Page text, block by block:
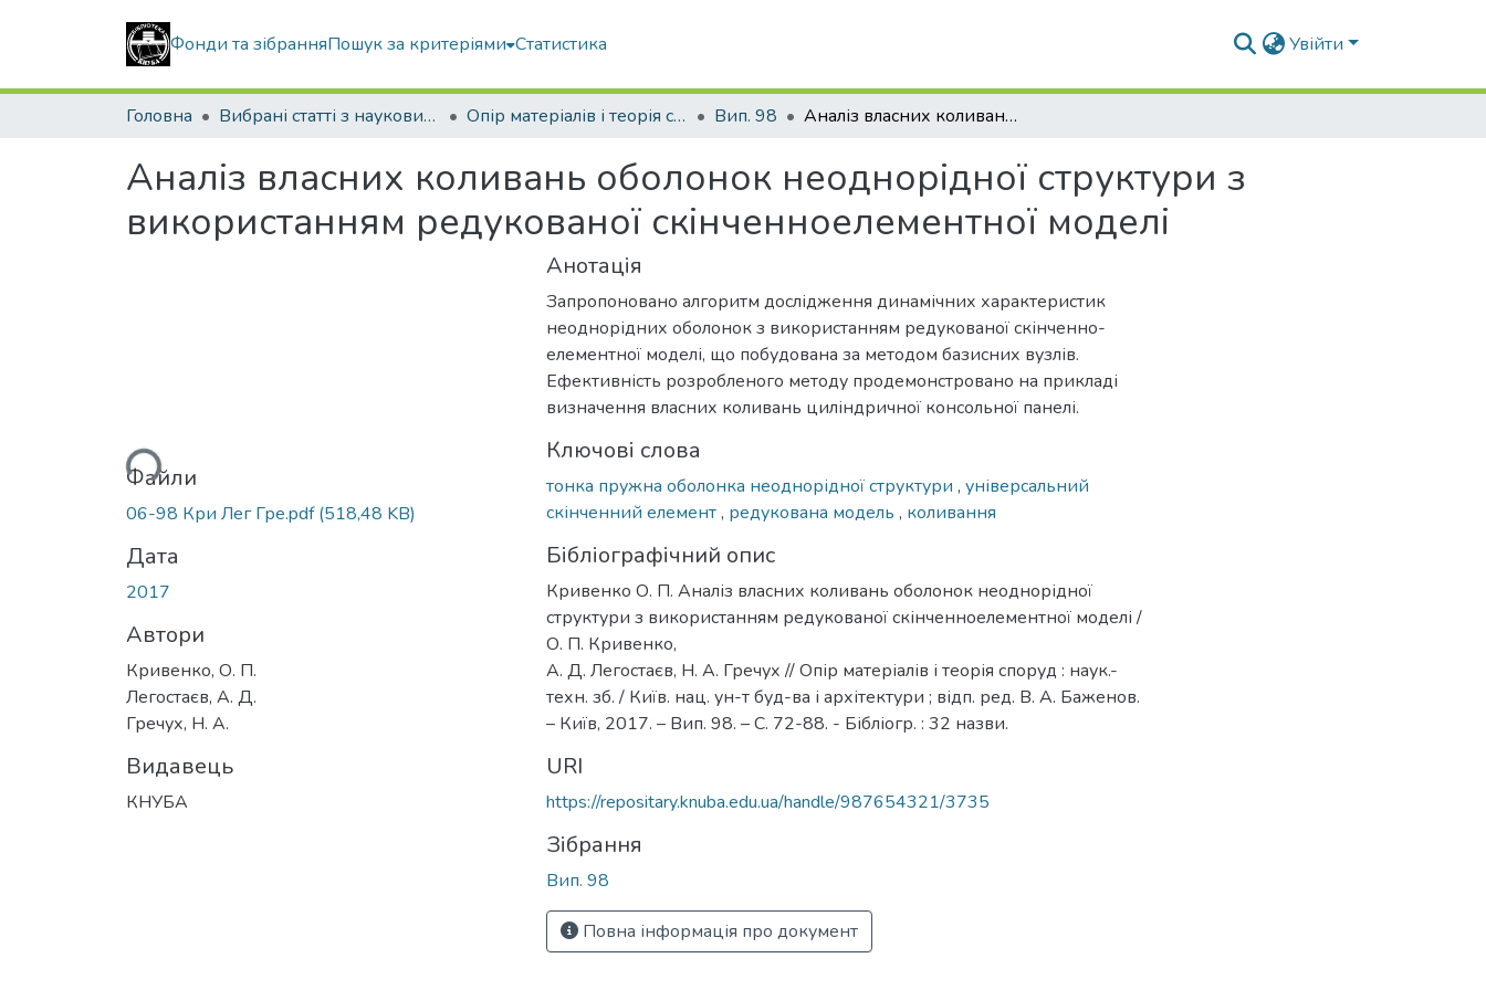
Фонди та зібранняПошук за критеріями Статистика Увійти
Головна Вибрані статті з наукових збірників КНУБА Опір матеріалів і теорія споруд Вип. 98 Аналіз власних коливань оболонок неоднорідної структури з використанням редукованої скінченноелементної моделі
Аналіз власних коливань оболонок неоднорідної структури з
використанням редукованої скінченноелементної моделі
Вантажиться...Файли
06-98 Кри Лег Гре.pdf(518,48 KB)
Дата
2017
Автори
Кривенко, О. П.
Легостаєв, А. Д.
Гречух, Н. А.
Видавець
КНУБА
Анотація
Запропоновано алгоритм дослідження динамічних характеристик
неоднорідних оболонок з використанням редукованої скінченно-
елементної моделі, що побудована за методом базисних вузлів.
Ефективність розробленого методу продемонстровано на прикладі
визначення власних коливань циліндричної консольної панелі.
Ключові слова
тонка пружна оболонка неоднорідної структури , універсальний
скінченний елемент, редукована модель , коливання
Бібліографічний опис
Кривенко О. П. Аналіз власних коливань оболонок неоднорідної
структури з використанням редукованої скінченноелементної моделі /
О. П. Кривенко,
А. Д. Легостаєв, Н. А. Гречух // Опір матеріалів і теорія споруд : наук.-
техн. зб. / Київ. нац. ун-т буд-ва і архітектури ; відп. ред. В. А. Баженов.
– Київ, 2017. – Вип. 98. – С. 72-88. - Бібліогр. : 32 назви.
URI
https://repositary.knuba.edu.ua/handle/987654321/3735
Зібрання
Вип. 98
Повна інформація про документ